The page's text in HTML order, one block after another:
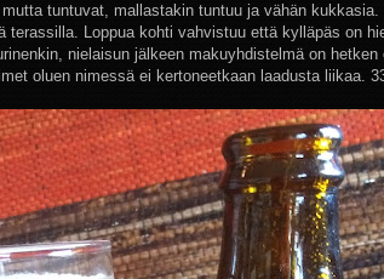
tuntuvat, mallastakin tuntuu ja vähän kukkasia.
terassilla. Loppua kohti vahvistuu että kylläpäs on
nielaisun jälkeen makuyhdistelmä on hetken
oluen nimessä ei kertoneetkaan laadusta liikaa.